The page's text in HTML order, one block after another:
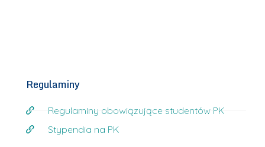
Regulaminy
Regulaminy obowiązujące studentów PK
Stypendia na PK